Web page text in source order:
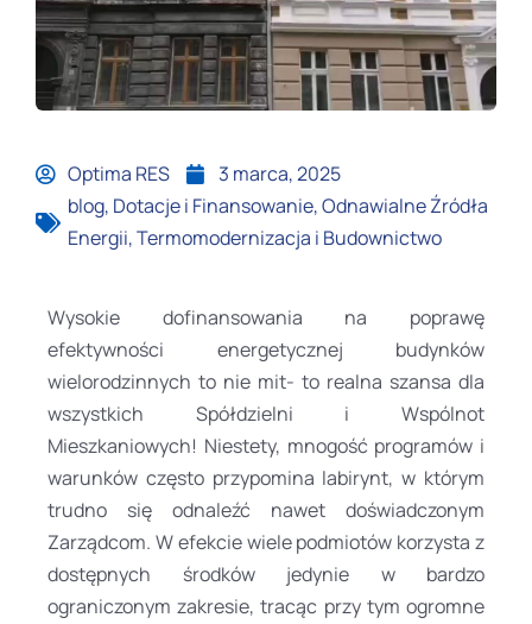
Optima RES
3 marca, 2025
blog, Dotacje i Finansowanie,Odnawialne Źródła
Energii,Termomodernizacja i Budownictwo
Wysokie dofinansowania na poprawę
efektywności energetycznej budynków
wielorodzinnych to nie mit- to realna szansa dla
wszystkich Spółdzielni i Wspólnot
Mieszkaniowych! Niestety, mnogość programów i
warunków często przypomina labirynt, w którym
trudno się odnaleźć nawet doświadczonym
Zarządcom. W efekcie wiele podmiotów korzysta z
dostępnych środków jedynie w bardzo
ograniczonym zakresie, tracąc przy tym ogromne